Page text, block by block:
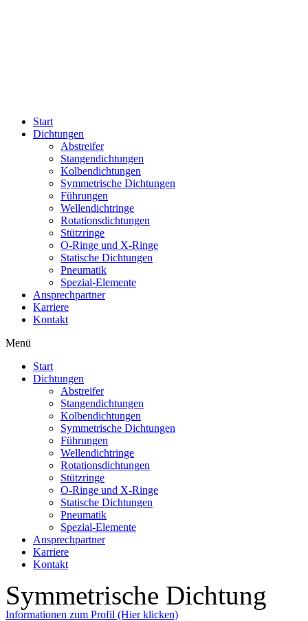
Start
Dichtungen
Abstreifer
Stangendichtungen
Kolbendichtungen
Symmetrische Dichtungen
Führungen
Wellendichtringe
Rotationsdichtungen
Stützringe
O-Ringe und X-Ringe
Statische Dichtungen
Pneumatik
Spezial-Elemente
Ansprechpartner
Karriere
Kontakt
Menü
Start
Dichtungen
Abstreifer
Stangendichtungen
Kolbendichtungen
Symmetrische Dichtungen
Führungen
Wellendichtringe
Rotationsdichtungen
Stützringe
O-Ringe und X-Ringe
Statische Dichtungen
Pneumatik
Spezial-Elemente
Ansprechpartner
Karriere
Kontakt
Symmetrische Dichtung
Informationen zum Profil (Hier klicken)